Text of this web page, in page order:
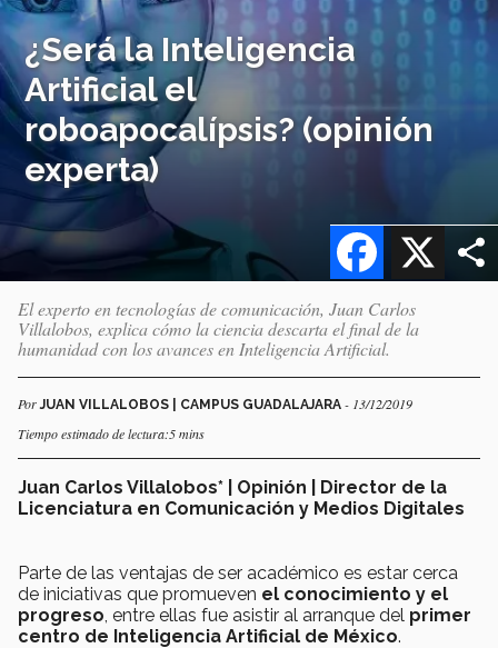
¿Será la Inteligencia
Artificial el
roboapocalípsis? (opinión
experta)
X
Facebook
El experto en tecnologías de comunicación, Juan Carlos
Villalobos, explica cómo la ciencia descarta el final de la
humanidad con los avances en Inteligencia Artificial.
PorJUAN VILLALOBOS | CAMPUS GUADALAJARA - 13/12/2019
Tiempo estimado de lectura:5 mins
Juan Carlos Villalobos* | Opinión | Director de la
Licenciatura en Comunicación y Medios Digitales
Parte de las ventajas de ser académico es estar cerca
de iniciativas que promueven el conocimiento y el
progreso , entre ellas fue asistir al arranque del primer
centro de Inteligencia Artificial de México.